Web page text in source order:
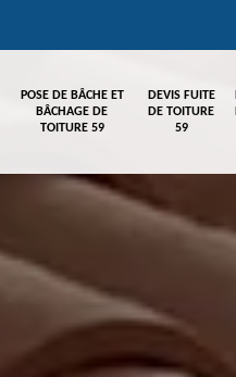
POSE DE BÂCHE ET
BÂCHAGE DE
TOITURE 59
DEVIS FUITE
DE TOITURE
59